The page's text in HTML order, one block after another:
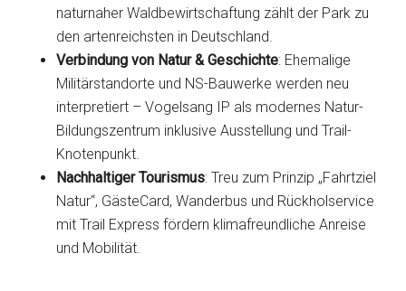
naturnaher Waldbewirtschaftung zählt der Park zu
den artenreichsten in Deutschland.
Verbindung von Natur & Geschichte: Ehemalige
Militärstandorte und NS-Bauwerke werden neu
interpretiert – Vogelsang IP als modernes Natur-
Bildungszentrum inklusive Ausstellung und Trail-
Knotenpunkt.
Nachhaltiger Tourismus: Treu zum Prinzip „Fahrtziel
Natur“, GästeCard, Wanderbus und Rückholservice
mit Trail Express fördern klimafreundliche Anreise
und Mobilität.